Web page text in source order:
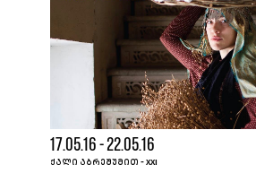
17.05.16 - 22.05.16
ᲥᲐᲚᲘ ᲐᲑᲠᲔᲨᲣᲛᲘᲗ - XXI